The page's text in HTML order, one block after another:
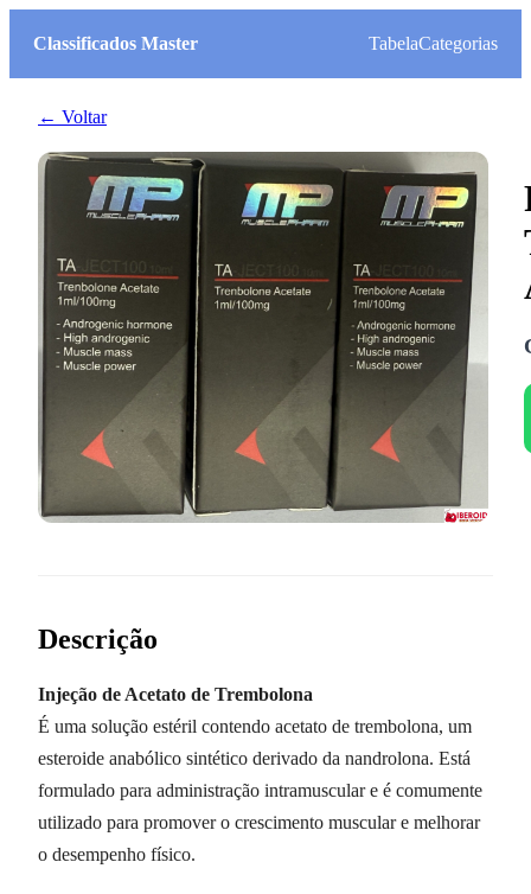
Classificados Master TabelaCategorias
← Voltar
Descrição
Injeção de Acetato de Trembolona
É uma solução estéril contendo acetato de trembolona, um
esteroide anabólico sintético derivado da nandrolona. Está
formulado para administração intramuscular e é comumente
utilizado para promover o crescimento muscular e melhorar
o desempenho físico.